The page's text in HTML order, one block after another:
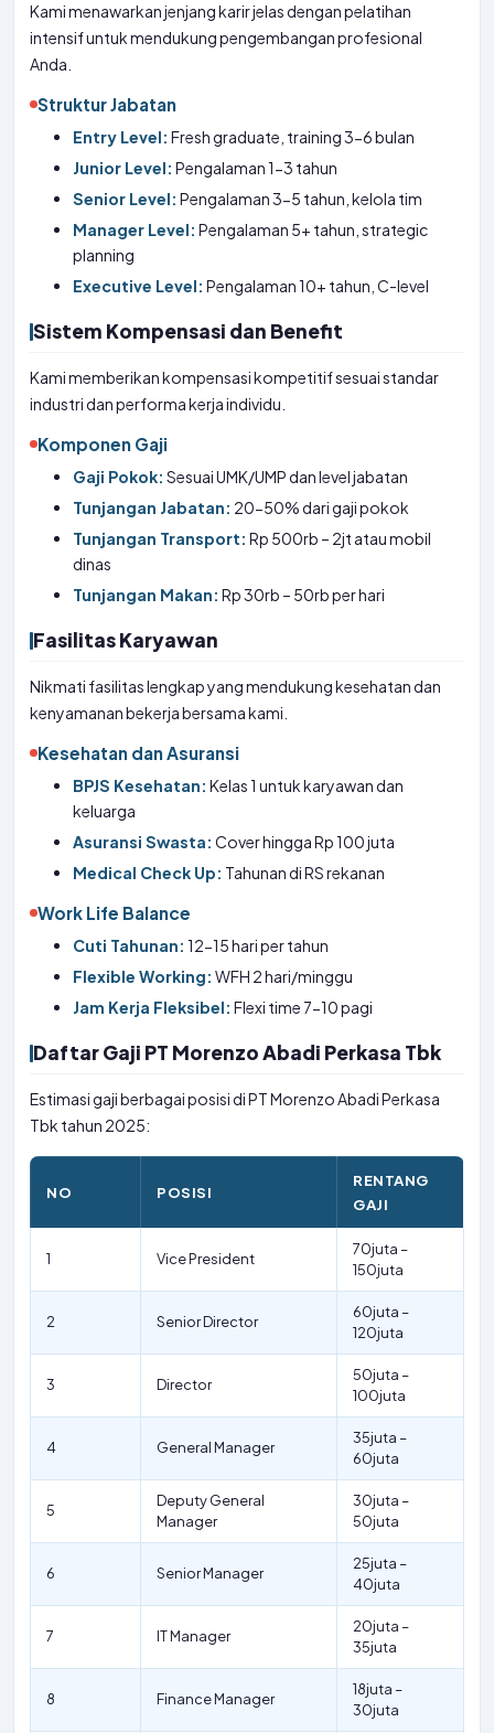
Kami menawarkan jenjang karir jelas dengan pelatihan
intensif untuk mendukung pengembangan profesional
Anda.
Struktur Jabatan
Entry Level: Fresh graduate, training 3-6 bulan
Junior Level: Pengalaman 1-3 tahun
Senior Level: Pengalaman 3-5 tahun, kelola tim
Manager Level: Pengalaman 5+ tahun, strategic
planning
Executive Level: Pengalaman 10+ tahun, C-level
Sistem Kompensasi dan Benefit
Kami memberikan kompensasi kompetitif sesuai standar
industri dan performa kerja individu.
Komponen Gaji
Gaji Pokok: Sesuai UMK/UMP dan level jabatan
Tunjangan Jabatan: 20-50% dari gaji pokok
Tunjangan Transport: Rp 500rb – 2jt atau mobil
dinas
Tunjangan Makan: Rp 30rb – 50rb per hari
Fasilitas Karyawan
Nikmati fasilitas lengkap yang mendukung kesehatan dan
kenyamanan bekerja bersama kami.
Kesehatan dan Asuransi
BPJS Kesehatan: Kelas 1 untuk karyawan dan
keluarga
Asuransi Swasta: Cover hingga Rp 100 juta
Medical Check Up: Tahunan di RS rekanan
Work Life Balance
Cuti Tahunan: 12-15 hari per tahun
Flexible Working: WFH 2 hari/minggu
Jam Kerja Fleksibel: Flexi time 7-10 pagi
Daftar Gaji PT Morenzo Abadi Perkasa Tbk
Estimasi gaji berbagai posisi di PT Morenzo Abadi Perkasa
Tbk tahun 2025:
NO POSISI
RENTANG
GAJI
1 Vice President
70juta –
150juta
2 Senior Director
60juta –
120juta
3 Director
50juta –
100juta
4 General Manager
35juta –
60juta
5
Deputy General
Manager
30juta –
50juta
6 Senior Manager
25juta –
40juta
7 IT Manager
20juta –
35juta
8 Finance Manager
18juta –
30juta